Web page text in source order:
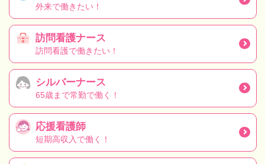
外来で働きたい！
訪問看護ナース
訪問看護で働きたい！
シルバーナース
65歳まで常勤で働く！
応援看護師
短期高収入で働く！